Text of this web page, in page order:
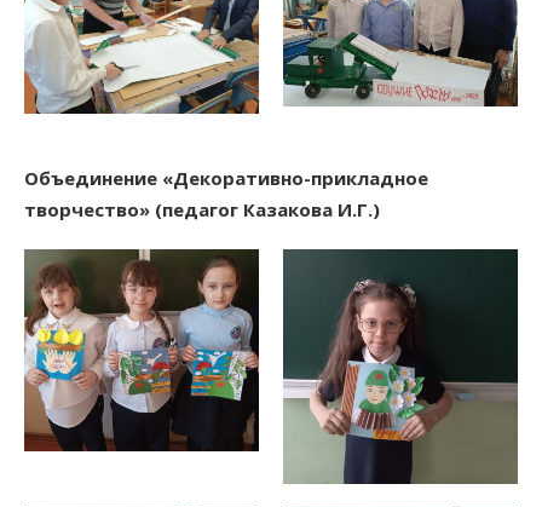
Объединение «Декоративно-прикладное
творчество» (педагог Казакова И.Г.)